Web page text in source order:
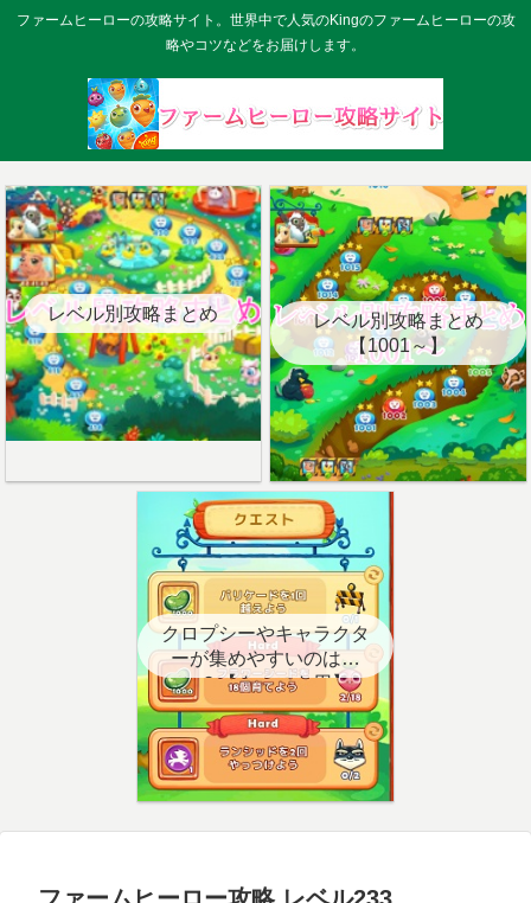
ファームヒーローの攻略サイト。世界中で人気のKingのファームヒーローの攻
略やコツなどをお届けします。
レベル別攻略まとめ
レベル別攻略まとめ
【1001～】
クロプシーやキャラクタ
ーが集めやすいのはど
こ？【クエスト用】